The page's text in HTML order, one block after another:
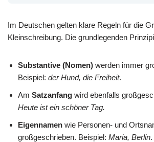
Im Deutschen gelten klare Regeln für die
Kleinschreibung. Die grundlegenden
Substantive (Nomen) werden immer
Beispiel: der Hund, die Freiheit.
Am Satzanfang wird ebenfalls
Heute ist ein schöner Tag.
Eigennamen wie Personen- und
großgeschrieben. Beispiel: Maria, Berlin.